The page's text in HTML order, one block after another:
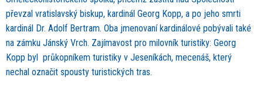
převzal vratislavský biskup, kardinál Georg Kopp, a po jeho smrti
kardinál Dr. Adolf Bertram. Oba jmenovaní kardinálové pobývali také
na zámku Jánský Vrch. Zajímavost pro milovník turistiky: Georg
Kopp byl průkopníkem turistiky v Jeseníkách, mecenáš, který
nechal označit spousty turistických tras.